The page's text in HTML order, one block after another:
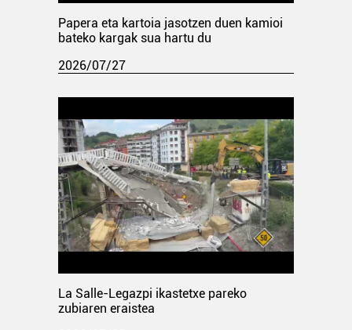
Papera eta kartoia jasotzen duen kamioi
bateko kargak sua hartu du
2026/07/27
La Salle-Legazpi ikastetxe pareko
zubiaren eraistea